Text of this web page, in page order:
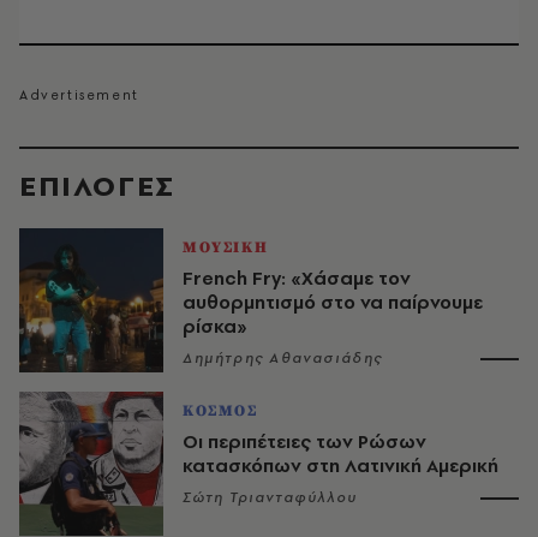
EΠΙΛΟΓΈΣ
ΜΟΥΣΙΚΗ
French Fry: «Χάσαμε τον
αυθορμητισμό στο να παίρνουμε
ρίσκα»
Δημήτρης Αθανασιάδης
ΚΟΣΜΟΣ
Οι περιπέτειες των Ρώσων
κατασκόπων στη Λατινική Αμερική
Σώτη Τριανταφύλλου